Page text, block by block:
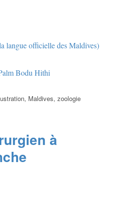
langue officielle des Maldives)
Bodu Hithi
, Maldives,zoologie
à